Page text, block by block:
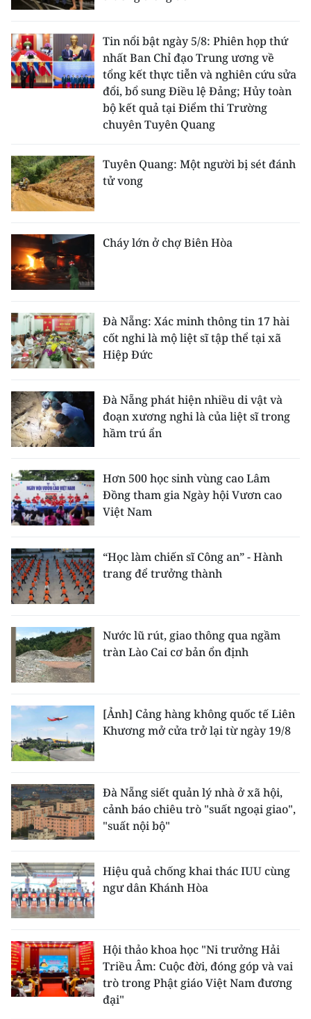
Tin nổi bật ngày 5/8: Phiên họp thứ
nhất Ban Chỉ đạo Trung ương về
tổng kết thực tiễn và nghiên cứu sửa
đổi, bổ sung Điều lệ Đảng; Hủy toàn
bộ kết quả tại Điểm thi Trường
chuyên Tuyên Quang
Tuyên Quang: Một người bị sét đánh
tử vong
Cháy lớn ở chợ Biên Hòa
Đà Nẵng: Xác minh thông tin 17 hài
cốt nghi là mộ liệt sĩ tập thể tại xã
Hiệp Đức
Đà Nẵng phát hiện nhiều di vật và
đoạn xương nghi là của liệt sĩ trong
hầm trú ẩn
Hơn 500 học sinh vùng cao Lâm
Đồng tham gia Ngày hội Vươn cao
Việt Nam
“Học làm chiến sĩ Công an” - Hành
trang để trưởng thành
Nước lũ rút, giao thông qua ngầm
tràn Lào Cai cơ bản ổn định
[Ảnh] Cảng hàng không quốc tế Liên
Khương mở cửa trở lại từ ngày 19/8
Đà Nẵng siết quản lý nhà ở xã hội,
cảnh báo chiêu trò "suất ngoại giao",
"suất nội bộ"
Hiệu quả chống khai thác IUU cùng
ngư dân Khánh Hòa
Hội thảo khoa học "Ni trưởng Hải
Triều Âm: Cuộc đời, đóng góp và vai
trò trong Phật giáo Việt Nam đương
đại"